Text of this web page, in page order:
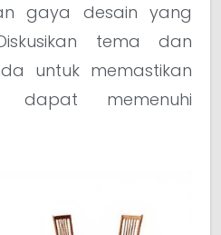
gaya desain yang
tema dan
untuk memastikan
dapat memenuhi